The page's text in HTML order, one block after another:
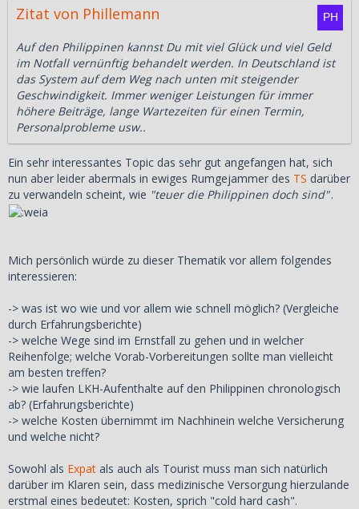
Zitat von Phillemann
Auf den Philippinen kannst Du mit viel Glück und viel Geld
im Notfall vernünftig behandelt werden. In Deutschland ist
das System auf dem Weg nach unten mit steigender
Geschwindigkeit. Immer weniger Leistungen für immer
höhere Beiträge, lange Wartezeiten für einen Termin,
Personalprobleme usw..
Ein sehr interessantes Topic das sehr gut angefangen hat, sich
nun aber leider abermals in ewiges Rumgejammer des TS darüber
zu verwandeln scheint, wie "teuer die Philippinen doch sind".
Mich persönlich würde zu dieser Thematik vor allem folgendes
interessieren:
-> was ist wo wie und vor allem wie schnell möglich? (Vergleiche
durch Erfahrungsberichte)
-> welche Wege sind im Ernstfall zu gehen und in welcher
Reihenfolge; welche Vorab-Vorbereitungen sollte man vielleicht
am besten treffen?
-> wie laufen LKH-Aufenthalte auf den Philippinen chronologisch
ab? (Erfahrungsberichte)
-> welche Kosten übernimmt im Nachhinein welche Versicherung
und welche nicht?
Sowohl als Expat als auch als Tourist muss man sich natürlich
darüber im Klaren sein, dass medizinische Versorgung hierzulande
erstmal eines bedeutet: Kosten, sprich "cold hard cash".